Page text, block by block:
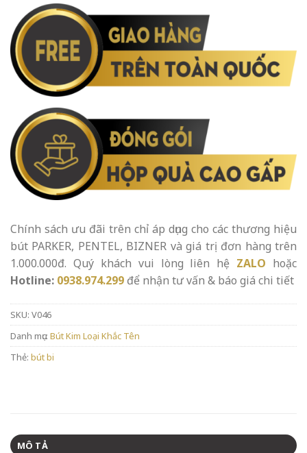
Chính sách ưu đãi trên chỉ áp dụng cho các thương hiệu
bút PARKER, PENTEL, BIZNER và giá trị đơn hàng trên
1.000.000đ. Quý khách vui lòng liên hệ ZALO hoặc
Hotline: 0938.974.299 để nhận tư vấn & báo giá chi tiết
SKU: V046
Danh mục: Bút Kim Loại Khắc Tên
Thẻ: bút bi
MÔ TẢ